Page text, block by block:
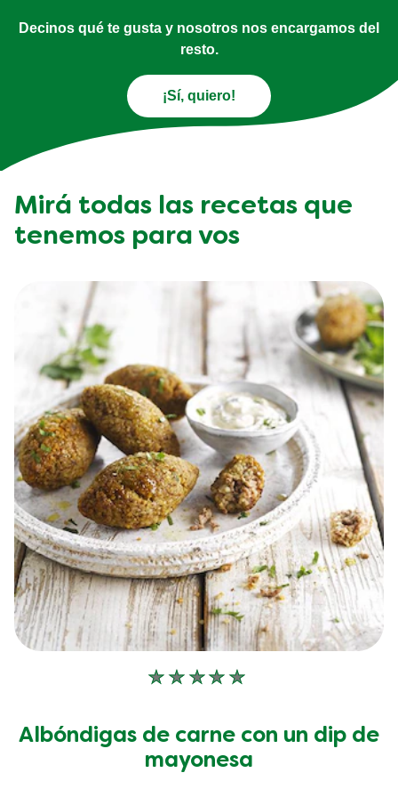
Decinos qué te gusta y nosotros nos encargamos del
resto.
¡Sí, quiero!
Mirá todas las recetas que
tenemos para vos
No
enviado
calificaciones
Albóndigas de carne con un dip de
mayonesa